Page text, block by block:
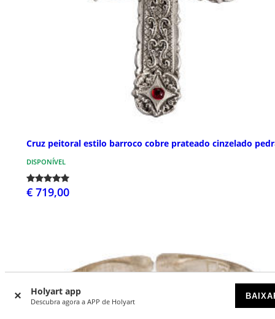
Holyart app
Descubra agora a APP de Holyart
Cruz peitoral estilo barroco cobre prateado cinzelado
DISPONÍVEL
€ 719,00